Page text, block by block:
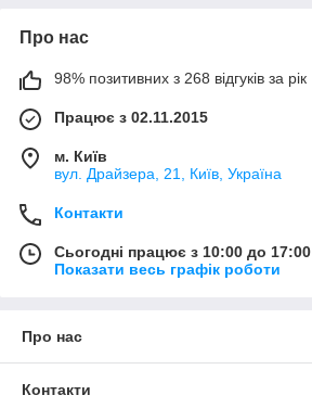
Про нас
98% позитивних з 268 відгуків за рік
Працює з 02.11.2015
м. Київ
вул. Драйзера, 21, Київ, Україна
Контакти
Сьогодні працює з 10:00 до 17:00
Показати весь графік роботи
Про нас
Контакти